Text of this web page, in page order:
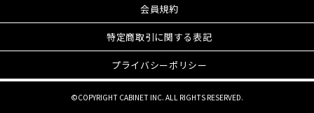
会員規約
特定商取引に関する表記
プライバシーポリシー
©COPYRIGHT CABINET INC. ALL RIGHTS RESERVED.